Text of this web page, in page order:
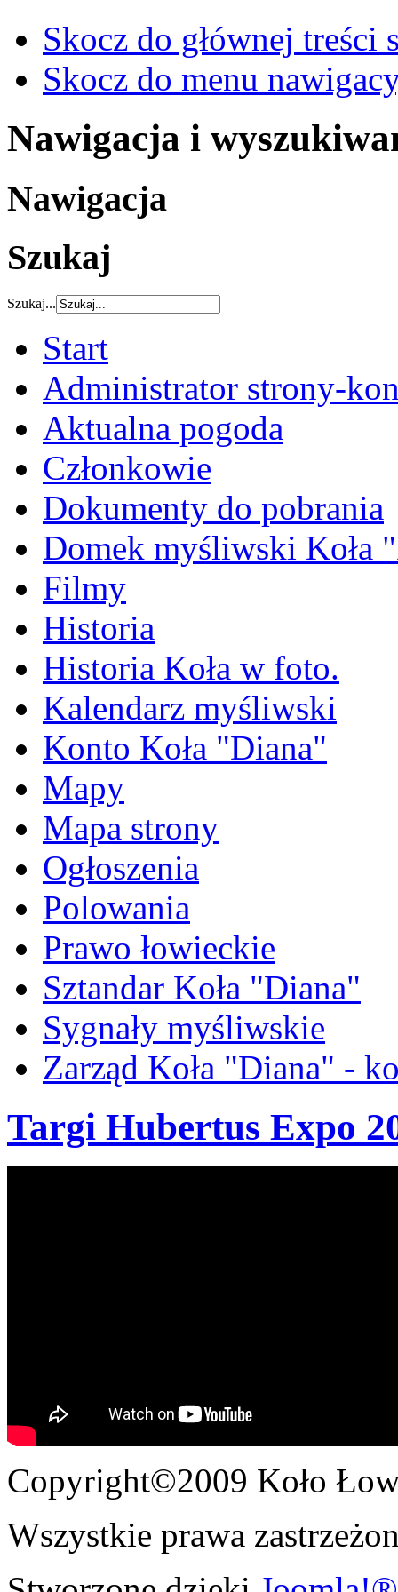
Skocz do głównej treści
Skocz do menu
Nawigacja i
Nawigacja
Szukaj
Szukaj...
Start
Administrator strony-
Aktualna pogoda
Członkowie
Dokumenty do pobrania
Domek myśliwski Koła
Filmy
Historia
Historia Koła w foto.
Kalendarz myśliwski
Konto Koła "Diana"
Mapy
Mapa strony
Ogłoszenia
Polowania
Prawo łowieckie
Sztandar Koła "Diana"
Sygnały myśliwskie
Zarząd Koła "Diana" -
Targi Hubertus Expo
Copyright©2009 Koło
Wszystkie prawa